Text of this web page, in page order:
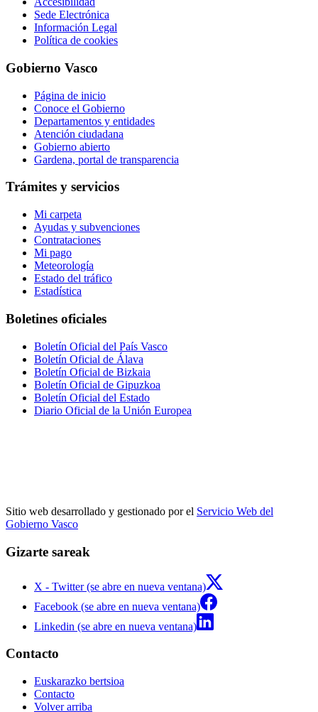
Sede Electrónica
Información Legal
Política de cookies
Gobierno Vasco
Página de inicio
Conoce el Gobierno
Departamentos y entidades
Atención ciudadana
Gobierno abierto
Gardena, portal de transparencia
Trámites y servicios
Mi carpeta
Ayudas y subvenciones
Contrataciones
Mi pago
Meteorología
Estado del tráfico
Estadística
Boletines oficiales
Boletín Oficial del País Vasco
Boletín Oficial de Álava
Boletín Oficial de Bizkaia
Boletín Oficial de Gipuzkoa
Boletín Oficial del Estado
Diario Oficial de la Unión Europea
Sitio web desarrollado y gestionado por el Servicio Web del
Gobierno Vasco
Gizarte sareak
X - Twitter (se abre en nueva ventana)
Facebook (se abre en nueva ventana)
Linkedin (se abre en nueva ventana)
Contacto
Euskarazko bertsioa
Contacto
Volver arriba